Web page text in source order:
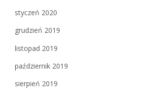
styczeń 2020
grudzień 2019
listopad 2019
październik 2019
sierpień 2019